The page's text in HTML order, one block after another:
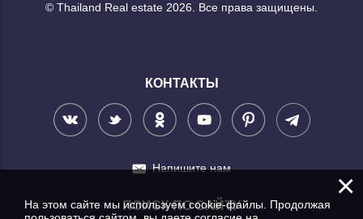
© Thailand Real estate 2026. Все права защищены.
КОНТАКТЫ
Напишите нам
ПОИСК ПО САЙТУ
×
На этом сайте мы используем cookie-файлы. Продолжая